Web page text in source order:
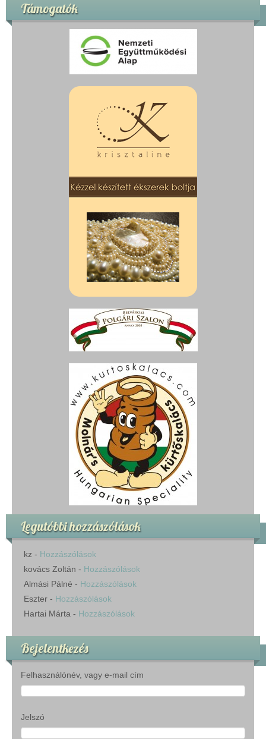
Támogatók
Legutóbbi hozzászólások
kz - Hozzászólások
kovács Zoltán - Hozzászólások
Almási Pálné - Hozzászólások
Eszter - Hozzászólások
Hartai Márta - Hozzászólások
Bejelentkezés
Felhasználónév, vagy e-mail cím
Jelszó